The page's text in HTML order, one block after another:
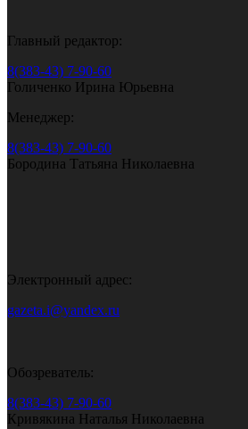
Главный редактор:
8(383-43) 7-90-60
Голиченко Ирина Юрьевна
Менеджер:
8(383-43) 7-90-60
Бородина Татьяна Николаевна
Электронный адрес:
gazeta.i@yandex.ru
Обозреватель:
8(383-43) 7-90-60
Кривякина Наталья Николаевна